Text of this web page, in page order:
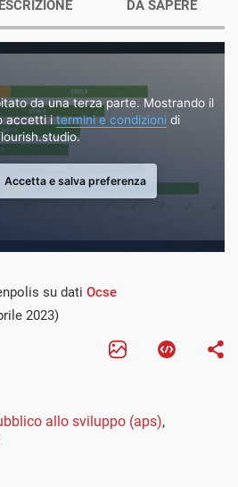
da una terza parte. Mostrando il
accetti itermini e condizioni di
Accetta e salva preferenza
DA SAPERE
su dati Ocse
2023)
allo sviluppo (aps),